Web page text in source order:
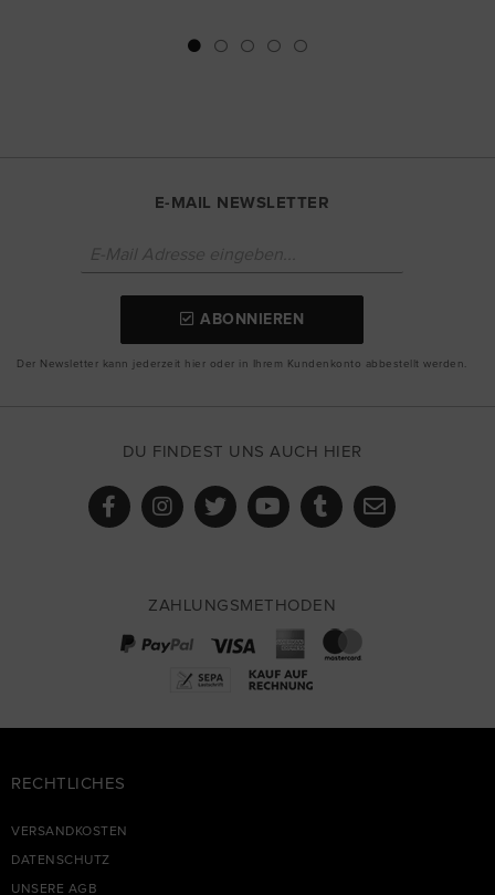
E-MAIL NEWSLETTER
ABONNIEREN
Der Newsletter kann jederzeit hier oder in Ihrem Kundenkonto abbestellt werden.
DU FINDEST UNS AUCH HIER
ZAHLUNGSMETHODEN
RECHTLICHES
VERSANDKOSTEN
DATENSCHUTZ
UNSERE AGB